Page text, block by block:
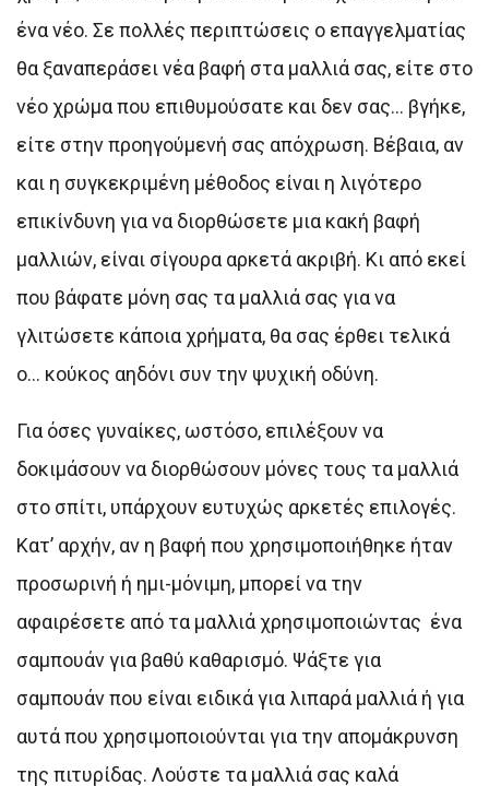
ένα νέο. Σε πολλές περιπτώσεις ο επαγγελματίας
θα ξαναπεράσει νέα βαφή στα μαλλιά σας, είτε στο
νέο χρώμα που επιθυμούσατε και δεν σας… βγήκε,
είτε στην προηγούμενή σας απόχρωση. Βέβαια, αν
και η συγκεκριμένη μέθοδος είναι η λιγότερο
επικίνδυνη για να διορθώσετε μια κακή βαφή
μαλλιών, είναι σίγουρα αρκετά ακριβή. Κι από εκεί
που βάφατε μόνη σας τα μαλλιά σας για να
γλιτώσετε κάποια χρήματα, θα σας έρθει τελικά
ο… κούκος αηδόνι συν την ψυχική οδύνη.
Για όσες γυναίκες, ωστόσο, επιλέξουν να
δοκιμάσουν να διορθώσουν μόνες τους τα μαλλιά
στο σπίτι, υπάρχουν ευτυχώς αρκετές επιλογές.
Κατ’ αρχήν, αν η βαφή που χρησιμοποιήθηκε ήταν
προσωρινή ή ημι-μόνιμη, μπορεί να την
αφαιρέσετε από τα μαλλιά χρησιμοποιώντας ένα
σαμπουάν για βαθύ καθαρισμό. Ψάξτε για
σαμπουάν που είναι ειδικά για λιπαρά μαλλιά ή για
αυτά που χρησιμοποιούνται για την απομάκρυνση
της πιτυρίδας. Λούστε τα μαλλιά σας καλά